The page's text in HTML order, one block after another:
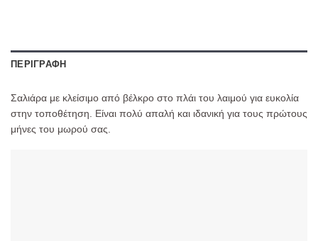
ΠΕΡΙΓΡΑΦΉ
Σαλιάρα με κλείσιμο από βέλκρο στο πλάι του λαιμού για ευκολία
στην τοποθέτηση. Είναι πολύ απαλή και ιδανική για τους πρώτους
μήνες του μωρού σας.